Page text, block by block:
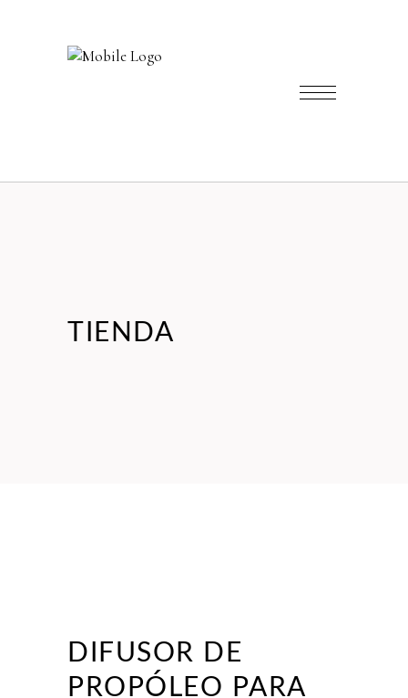
TIENDA
DIFUSOR DE
PROPÓLEO PARA